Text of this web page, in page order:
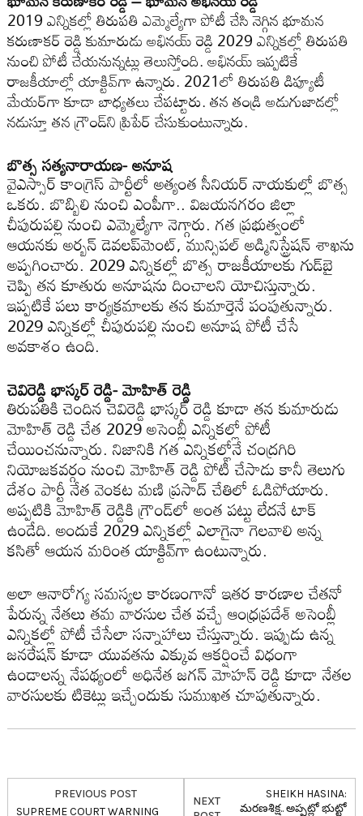
2019 ఎన్నిక‌ల్లో తిరుప‌తి ఎమ్మెల్యేగా పోటీ చేసి నెగ్గిన భూమ‌న
క‌రుణాక‌ర్ రెడ్డి కుమారుడు అభిన‌య్ రెడ్డి 2029 ఎన్నిక‌ల్లో తిరుప‌తి
నుంచి పోటీ చేయ‌నున్న‌ట్లు తెలుస్తోంది. అభినయ్ ఇప్ప‌టికే
రాజ‌కీయాల్లో యాక్టివ్‌గా ఉన్నారు. 2021లో తిరుప‌తి డిప్యూటీ
మేయర్‌గా కూడా బాధ్య‌త‌లు చేప‌ట్టారు. త‌న తండ్రి అడుగుజాడ‌ల్లో
నడుస్తూ త‌న గ్రౌండ్‌ని ప్రిపేర్ చేసుకుంటున్నారు.
బొత్స స‌త్య‌నారాయ‌ణ‌- అనూష‌
వైఎస్సార్ కాంగ్రెస్ పార్టీలో అత్యంత సీనియ‌ర్ నాయ‌కుల్లో బొత్స
ఒక‌రు. బొబ్బిలి నుంచి ఎంపీగా.. విజ‌య‌న‌గ‌రం జిల్లా
చీపురుప‌ల్లి నుంచి ఎమ్మెల్యేగా నెగ్గారు. గ‌త ప్ర‌భుత్వంలో
ఆయ‌న‌కు అర్బ‌న్ డెవ‌ల‌ప్‌మెంట్, మున్సిప‌ల్ అడ్మినిస్ట్రేష‌న్ శాఖ‌ను
అప్ప‌గించారు. 2029 ఎన్నిక‌ల్లో బొత్స రాజ‌కీయాల‌కు గుడ్‌బై
చెప్పి త‌న కూతురు అనూష‌ను దించాల‌ని యోచిస్తున్నారు.
ఇప్ప‌టికే ప‌లు కార్య‌క్ర‌మాల‌కు త‌న కుమార్తెనే పంపుతున్నారు.
2029 ఎన్నిక‌ల్లో చీపురుప‌ల్లి నుంచి అనూష పోటీ చేసే
అవ‌కాశం ఉంది.
చెవిరెడ్డి భాస్క‌ర్ రెడ్డి- మోహిత్ రెడ్డి
తిరుప‌తికి చెందిన చెవిరెడ్డి భాస్క‌ర్ రెడ్డి కూడా త‌న కుమారుడు
మోహిత్ రెడ్డి చేత 2029 అసెంబ్లీ ఎన్నిక‌ల్లో పోటీ
చేయించ‌నున్నారు. నిజానికి గ‌త ఎన్నిక‌ల్లోనే చంద్ర‌గిరి
నియోజ‌క‌వ‌ర్గం నుంచి మోహిత్ రెడ్డి పోటీ చేసాడు కానీ తెలుగు
దేశం పార్టీ నేత వెంక‌ట మ‌ణి ప్ర‌సాద్ చేతిలో ఓడిపోయారు.
అప్ప‌టికి మోహిత్ రెడ్డికి గ్రౌండ్‌లో అంత ప‌ట్టు లేద‌నే టాక్
ఉండేది. అందుకే 2029 ఎన్నిక‌ల్లో ఎలాగైనా గెల‌వాలి అన్న
క‌సితో ఆయ‌న మ‌రింత యాక్టివ్‌గా ఉంటున్నారు.
అలా ఆనారోగ్య స‌మ‌స్య‌ల కార‌ణంగానో ఇత‌ర కార‌ణాల చేత‌నో
పేరున్న నేత‌లు త‌మ వార‌సుల చేత వ‌చ్చే ఆంధ్ర‌ప్ర‌దేశ్ అసెంబ్లీ
ఎన్నిక‌ల్లో పోటీ చేసేలా స‌న్నాహాలు చేస్తున్నారు. ఇప్పుడు ఉన్న
జ‌న‌రేష‌న్ కూడా యువ‌త‌ను ఎక్కువ ఆక‌ర్షించే విధంగా
ఉండాల‌న్న నేప‌థ్యంలో అధినేత జ‌గ‌న్ మోహ‌న్ రెడ్డి కూడా నేత‌ల
వార‌సుల‌కు టికెట్లు ఇచ్చేందుకు సుముఖ‌త చూపుతున్నారు.
PREVIOUS POST
SUPREME COURT WARNING
NEXT
SHEIKH HASINA:
మ‌ర‌ణ‌శిక్ష‌.. అప్ప‌ట్లో భుట్టో